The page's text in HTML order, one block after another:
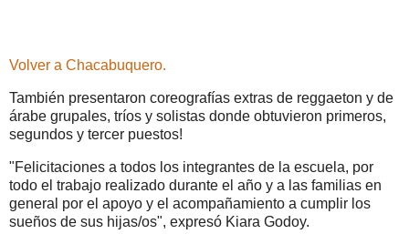
Volver a Chacabuquero.
También presentaron coreografías extras de reggaeton y de
árabe grupales, tríos y solistas donde obtuvieron primeros,
segundos y tercer puestos!
"Felicitaciones a todos los integrantes de la escuela, por
todo el trabajo realizado durante el año y a las familias en
general por el apoyo y el acompañamiento a cumplir los
sueños de sus hijas/os", expresó Kiara Godoy.